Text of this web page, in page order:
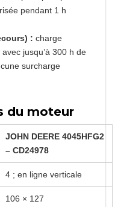
pendant 1 h
: charge
jusqu’à 300 h de
surcharge
du moteur
JOHN DEERE 4045HFG2
– CD24978
4 ; en ligne verticale
106 × 127